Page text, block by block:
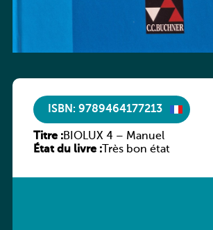
ISBN: 9789464177213
Titre :BIOLUX 4 – Manuel
État du livre :Très bon état